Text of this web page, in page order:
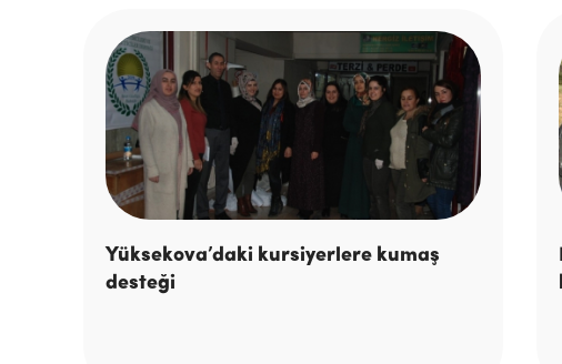
Yüksekova’daki kursiyerlere kumaş
desteği